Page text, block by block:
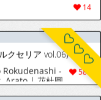
[あるぷ] 花杜まどかとろくでなし (COMIC ルクセリア vol.06) [中国翻訳] [DL版]
587
-
Arato | 花杜圓
vol.06)
[ネッシートマト] 必誅アクメビーム EPISODE II (COMIC ルクセリア vol.06) [中国翻訳] [DL版]
312
Beam